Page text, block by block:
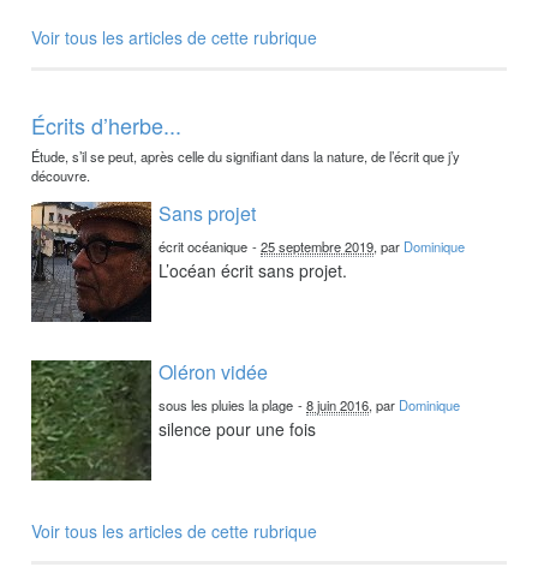
Voir tous les articles de cette rubrique
Écrits d’herbe...
Étude, s’il se peut, après celle du signifiant dans la nature, de l’écrit que j’y
découvre.
Sans projet
écrit océanique -25 septembre 2019, par Dominique
L’océan écrit sans projet.
Oléron vidée
sous les pluies la plage -8 juin 2016, par Dominique
silence pour une fois
Voir tous les articles de cette rubrique